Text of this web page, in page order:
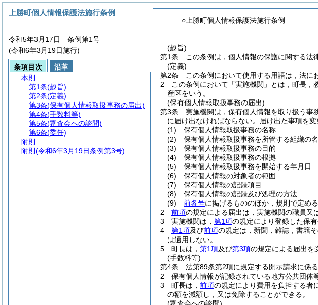
○上勝町個人情報保護法施行条例
(趣旨)
第1条
この条例は，個人情報の保護に関する法
(定義)
第2条
この条例において使用する用語は，法に
2
この条例において「実施機関」とは，町長
産区をいう。
(保有個人情報取扱事務の届出)
第3条
実施機関は，保有個人情報を取り扱う事
に届け出なければならない。
届け出た事項を
(1)
保有個人情報取扱事務の名称
(2)
保有個人情報取扱事務を所管する組織の
(3)
保有個人情報取扱事務の目的
(4)
保有個人情報取扱事務の根拠
(5)
保有個人情報取扱事務を開始する年月日
(6)
保有個人情報の対象者の範囲
(7)
保有個人情報の記録項目
(8)
保有個人情報の記録及び処理の方法
(9)
前各号に掲げるもののほか，規則で定め
2
前項の規定による届出は，実施機関の職員又
3
実施機関は， 第1項の規定により登録した保
4
第1項及び前項の規定は，新聞，雑誌，書籍
は適用しない。
5
町長は， 第1項及び第3項の規定による届出を
(手数料等)
第4条
法第89条第2項に規定する開示請求に係
2
保有個人情報が記録されている地方公共団体
3
町長は， 前項の規定により費用を負担する者
の額を減額し，又は免除することができる。
上勝町個人情報保護法施行条例
令和5年3月17日 条例第1号
(令和6年3月19日施行)
条項目次
沿革
本則
第1条(趣旨)
第2条(定義)
第3条(保有個人情報取扱事務の届出)
第4条(手数料等)
第5条(審査会への諮問)
第6条(委任)
附則
附則 (令和6年3月19日条例第3号)